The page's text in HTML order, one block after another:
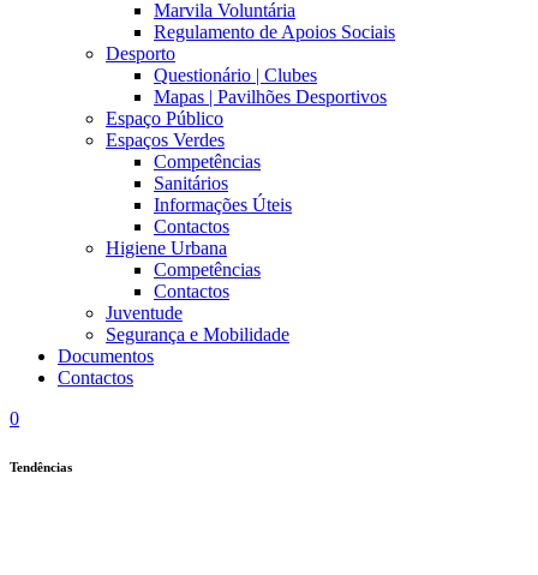
Marvila Voluntária
Regulamento de Apoios Sociais
Desporto
Questionário | Clubes
Mapas | Pavilhões Desportivos
Espaço Público
Espaços Verdes
Competências
Sanitários
Informações Úteis
Contactos
Higiene Urbana
Competências
Contactos
Juventude
Segurança e Mobilidade
Documentos
Contactos
0
Tendências